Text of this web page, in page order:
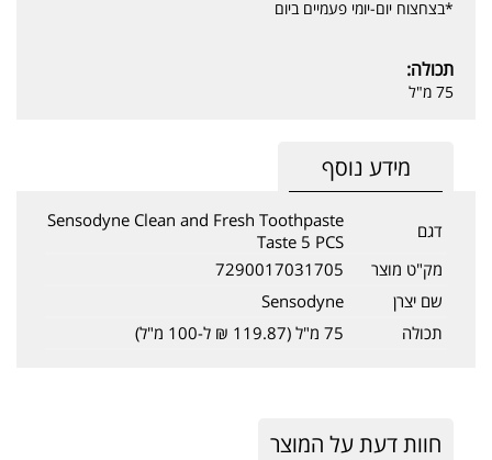
*בצחצוח יום-יומי פעמיים ביום
תכולה:
75 מ"ל
מידע נוסף
דגם
Sensodyne Clean and Fresh Toothpaste
Taste 5 PCS
מק"ט מוצר
7290017031705
שם יצרן
Sensodyne
תכולה
75 מ"ל (119.87 ₪ ל-100 מ"ל)
חוות דעת על המוצר